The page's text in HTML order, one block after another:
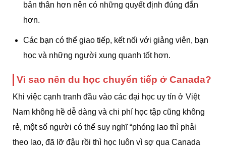
bản thân hơn nên có những quyết định đúng đắn
hơn.
Các bạn có thể giao tiếp, kết nối với giảng viên, bạn
học và những người xung quanh tốt hơn.
Vì sao nên du học chuyển tiếp ở Canada?
Khi việc cạnh tranh đầu vào các đại học uy tín ở Việt
Nam không hề dễ dàng và chi phí học tập cũng không
rẻ, một số người có thể suy nghĩ “phóng lao thì phải
theo lao, đã lỡ đậu rồi thì học luôn vì sợ qua Canada